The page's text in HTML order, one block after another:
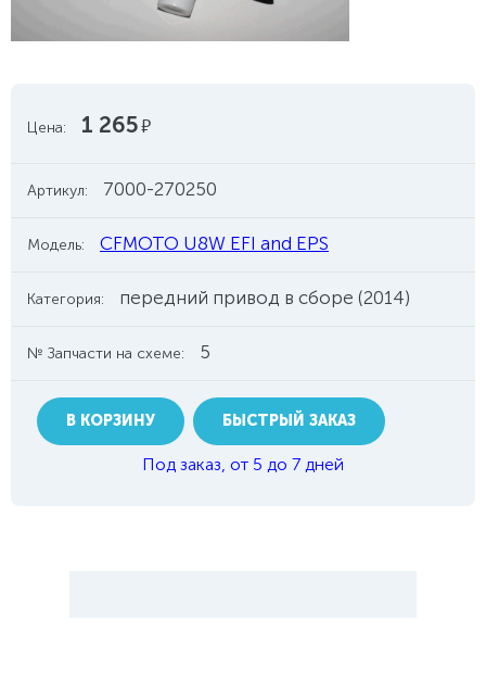
Цена: 1 265руб.
Артикул: 7000-270250
Модель: CFMOTO U8W EFI and EPS
Категория: передний привод в сборе (2014)
№ Запчасти на схеме: 5
В КОРЗИНУ БЫСТРЫЙ ЗАКАЗ
Под заказ, от 5 до 7 дней